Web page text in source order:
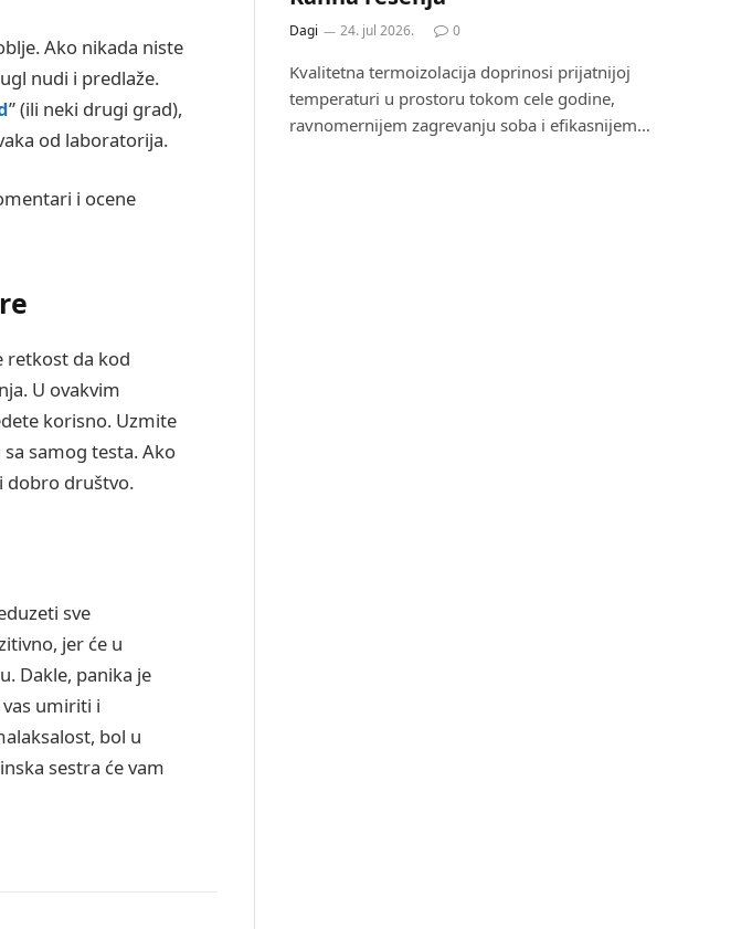
Ako nikada niste
nudi i predlaže.
”(ili neki drugi grad),
od laboratorija.
i ocene
retkost da kod
U ovakvim
korisno. Uzmite
samog testa. Ako
dobro društvo.
sve
jer će u
Dakle, panika je
umiriti i
bol u
sestra će vam
Dagi 24. jul 2026. 0
Kvalitetna termoizolacija doprinosi prijatnijoj
temperaturi u prostoru tokom cele godine,
ravnomernijem zagrevanju soba i efikasnijem…